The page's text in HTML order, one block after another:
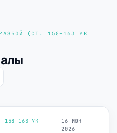
(СТ. 158–163 УК
158–163 УК
16 ИЮН
2026